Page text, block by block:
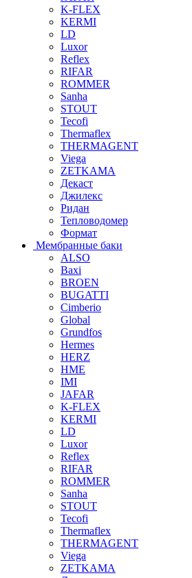
K-FLEX
KERMI
LD
Luxor
Reflex
RIFAR
ROMMER
Sanha
STOUT
Tecofi
Thermaflex
THERMAGENT
Viega
ZETKAMA
Декаст
Джилекс
Ридан
Тепловодомер
Формат
Мембранные баки
ALSO
Baxi
BROEN
BUGATTI
Cimberio
Global
Grundfos
Hermes
HERZ
HME
IMI
JAFAR
K-FLEX
KERMI
LD
Luxor
Reflex
RIFAR
ROMMER
Sanha
STOUT
Tecofi
Thermaflex
THERMAGENT
Viega
ZETKAMA